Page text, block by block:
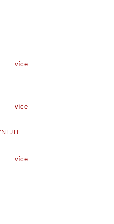
více
více
více